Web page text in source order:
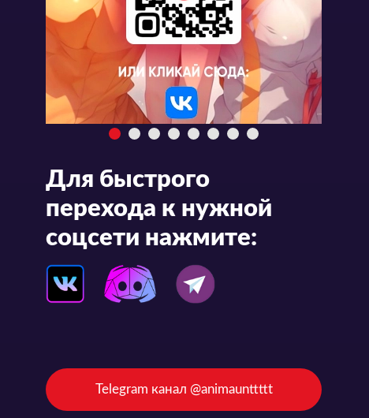
Для быстрого
перехода к нужной
соцсети нажмите:
Telegram канал @animaunttttt